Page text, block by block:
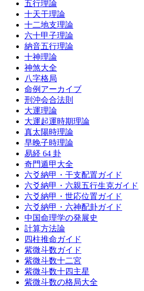
五行理論
十天干理論
十二地支理論
六十甲子理論
納音五行理論
十神理論
神煞大全
八字格局
命例アーカイブ
刑沖会合法則
大運理論
大運起運時期理論
真太陽時理論
早晚子時理論
易経 64 卦
奇門遁甲大全
六爻納甲・干支配置ガイド
六爻納甲・六親五行生克ガイド
六爻納甲・世応位置ガイド
六爻納甲・六神配卦ガイド
中国命理学の発展史
計算方法論
四柱推命ガイド
紫微斗数ガイド
紫微斗数十二宮
紫微斗数十四主星
紫微斗数の格局大全